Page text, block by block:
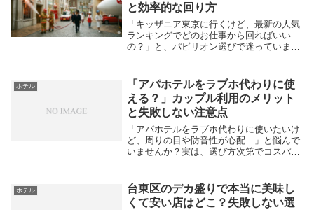
と効率的な回り方
「キッザニア東京に行くけど、最新の人気
ランキングでどのお仕事から回ればいい
の？」と、パビリオン選びで迷っていませ
て効率よく楽しむための攻略法を分かりや
すく解説します...
ホテル
「アパホテルをラブホ代わりに使
える？」カップル利用のメリット
と失敗しない注意点
「アパホテルをラブホ代わりに使いたいけ
ど、周りの目や防音性が心配…」と悩んで
いませんか？実は、選び方次第でコスパ抜
失敗しない賢い使い方と注意点を徹底解説
します。アパ...
ホテル
台東区のデカ盛りで本当に美味し
くて安い店はどこ？失敗しない選